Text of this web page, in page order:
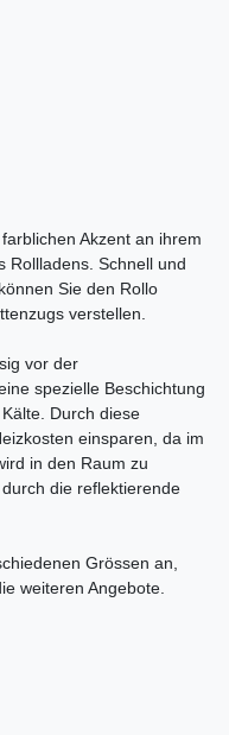
Akzent an ihrem
Rollladens. Schnell und
Sie den Rollo
verstellen.
vor der
spezielle Beschichtung
Durch diese
einsparen, da im
in den Raum zu
die reflektierende
Grössen an,
weiteren Angebote.